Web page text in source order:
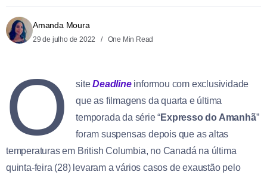
Amanda Moura
29 de julho de 2022 One Min Read
O siteDeadline informou com exclusividade
que as filmagens da quarta e última
temporada da série “Expresso do Amanhã”
foram suspensas depois que as altas
temperaturas em British Columbia, no Canadá na última
quinta-feira (28) levaram a vários casos de exaustão pelo